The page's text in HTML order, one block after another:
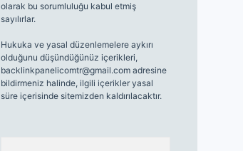
olarak bu sorumluluğu kabul etmiş
sayılırlar.
Hukuka ve yasal düzenlemelere aykırı
olduğunu düşündüğünüz içerikleri,
backlinkpanelicomtr@gmail.comadresine
bildirmeniz halinde, ilgili içerikler yasal
süre içerisinde sitemizden kaldırılacaktır.